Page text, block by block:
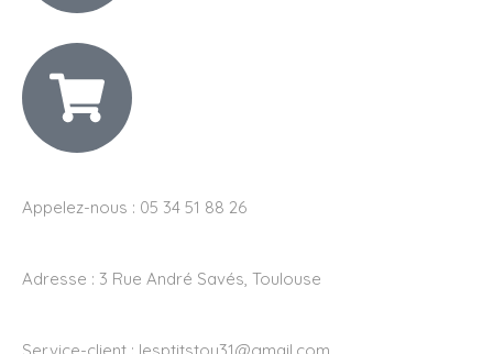
Appelez-nous : 05 34 51 88 26
Adresse : 3 Rue André Savés, Toulouse